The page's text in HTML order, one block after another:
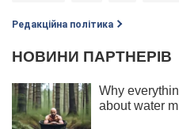
Редакційна політика